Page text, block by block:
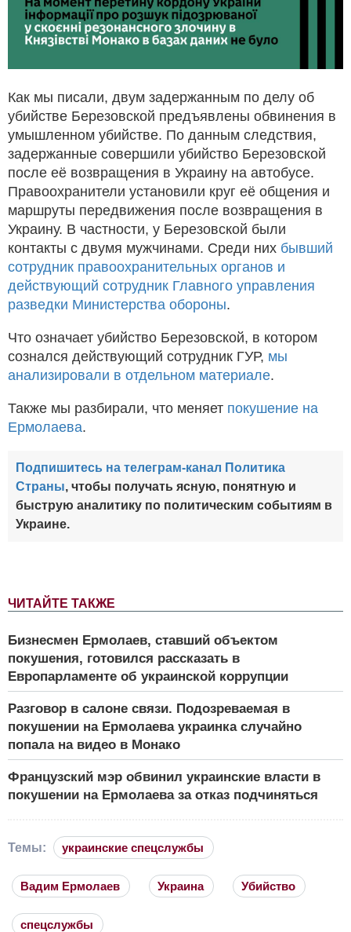
ЧИТАЙТЕ ТАКЖЕ
Бизнесмен Ермолаев, ставший объектом
покушения, готовился рассказать в
Европарламенте об украинской коррупции
Разговор в салоне связи. Подозреваемая в
покушении на Ермолаева украинка случайно
попала на видео в Монако
Французский мэр обвинил украинские власти в
покушении на Ермолаева за отказ подчиняться
Как мы писали, двум задержанным по делу об
убийстве Березовской предъявлены обвинения в
умышленном убийстве. По данным следствия,
задержанные совершили убийство Березовской
после её возвращения в Украину на автобусе.
Правоохранители установили круг её общения и
маршруты передвижения после возвращения в
Украину. В частности, у Березовской были
контакты с двумя мужчинами. Среди них бывший
сотрудник правоохранительных органов и
действующий сотрудник Главного управления
разведки Министерства обороны.
Что означает убийство Березовской, в котором
сознался действующий сотрудник ГУР, мы
анализировали в отдельном материале.
Также мы разбирали, что меняет покушение на
Ермолаева.
Подпишитесь на телеграм-канал Политика
Страны, чтобы получать ясную, понятную и
быструю аналитику по политическим событиям в
Украине.
Темы: украинские спецслужбы
Вадим Ермолаев Украина Убийство
спецслужбы